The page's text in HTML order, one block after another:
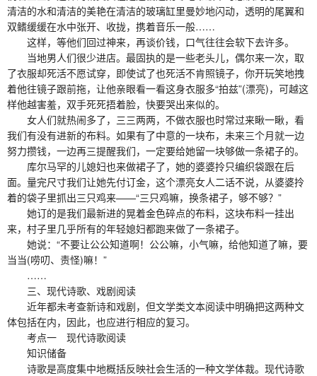
清洁的水和清洁的美艳在清洁的玻璃缸里曼妙地闪动，透明的尾翼和
双鳍缓缓在水中张开、收拢，携着音乐一般……
这样，等他们回过神来，再谈价钱，口气往往会软下去许多。
当地男人们很少进店。最固执的是一些老头儿，偶尔来一次，取
了衣服却死活不愿试穿，即使试了也死活不肯照镜子，你开玩笑地拽
着他往镜子跟前拖，让他亲眼看一看这身衣服多“拍兹”(漂亮)，可越这
样他越害羞，双手死死捂着脸，快要哭出来似的。
女人们就热闹多了，三三两两，不做衣服也时常过来瞅一瞅，看
我们有没有进新的布料。如果有了中意的一块布，未来三个月就一边
努力攒钱，一边再三提醒我们，一定要给她留一块够做一条裙子的。
库尔马罕的儿媳妇也来做裙子了，她的婆婆拎只编织袋跟在后
面。量完尺寸我们让她先付订金，这个漂亮女人二话不说，从婆婆拎
着的袋子里抓出三只鸡来——“三只鸡嘛，换条裙子，够不够？”
她订的是我们最新进的晃着金色碎点的布料，这块布料一挂出
来，村子里几乎所有的年轻媳妇都跑来做了一条裙子。
她说：“不要让公公知道啊！公公嘛，小气嘛，给他知道了嘛，要
当当(唠叨、责怪)嘛！”
……
三、现代诗歌、戏剧阅读
近年都未考查新诗和戏剧，但文学类文本阅读中明确把这两种文
体包括在内，因此，也应进行相应的复习。
考点一 现代诗歌阅读
知识储备
诗歌是高度集中地概括反映社会生活的一种文学体裁。现代诗歌